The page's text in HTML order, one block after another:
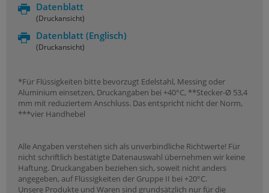
Datenblatt
(Druckansicht)
Datenblatt (Englisch)
(Druckansicht)
*Für Flüssigkeiten bitte bevorzugt Edelstahl, Messing oder
Aluminium einsetzen, Druckangaben bei +40°C, **Stecker-Ø 53,4
mm mit reduziertem Anschluss. Das entspricht nicht der Norm,
***vier Handhebel
Alle Angaben verstehen sich als unverbindliche Richtwerte! Für
nicht schriftlich bestätigte Datenauswahl übernehmen wir keine
Haftung. Druckangaben beziehen sich, soweit nicht anders
angegeben, auf Flüssigkeiten der Gruppe II bei +20°C.
Unsere Produkte und Waren sind grundsätzlich nur für die